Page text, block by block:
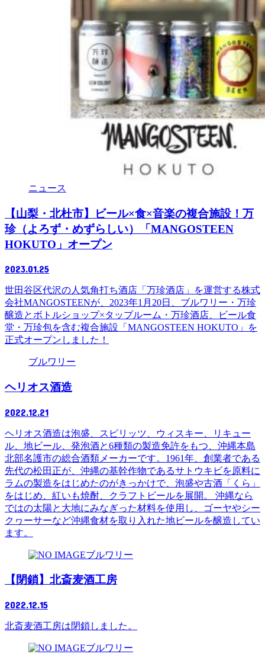
ニュース
【山梨・北杜市】ビール×食×音楽の複合施設！万
珍（よろず・めずらしい）「MANGOSTEEN
HOKUTO」オープン
2023.01.25
世田谷区代沢の人気角打ち酒店「万珍酒店」を運営する株式
会社MANGOSTEENが、2023年1月20日、ブルワリー・万珍
醸造とボトルショップ×タップルーム・万珍酒店、ビール食
堂・万珍包を含む複合施設「MANGOSTEEN HOKUTO」を
正式オープンしました！
ブルワリー
ヘリオス酒造
2022.12.21
ヘリオス酒造は泡盛、スピリッツ、ウィスキー、リキュー
ル、地ビール、発泡酒と6種類の製造免許をもつ、沖縄本島
北部名護市の総合酒類メーカーです。1961年、創業者である
先代の松田正が、沖縄の基幹作物であるサトウキビを原料に
ラムの製造をはじめたのがきっかけで、泡盛や古酒「くら」
をはじめ、紅いも焼酎、クラフトビールを展開。 沖縄なら
ではの太陽と大地にみなぎった材料を使用し、ゴーヤやシー
クヮーサーなど沖縄食材を取り入れた地ビールを醸造してい
ます。
ブルワリー
【閉鎖】北斎麦酒工房
2022.12.15
北斎麦酒工房は閉鎖しました。
ブルワリー